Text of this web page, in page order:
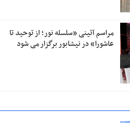
مراسم آئینی «سلسله نور؛ از توحید تا
عاشورا» در نیشابور برگزار می شود